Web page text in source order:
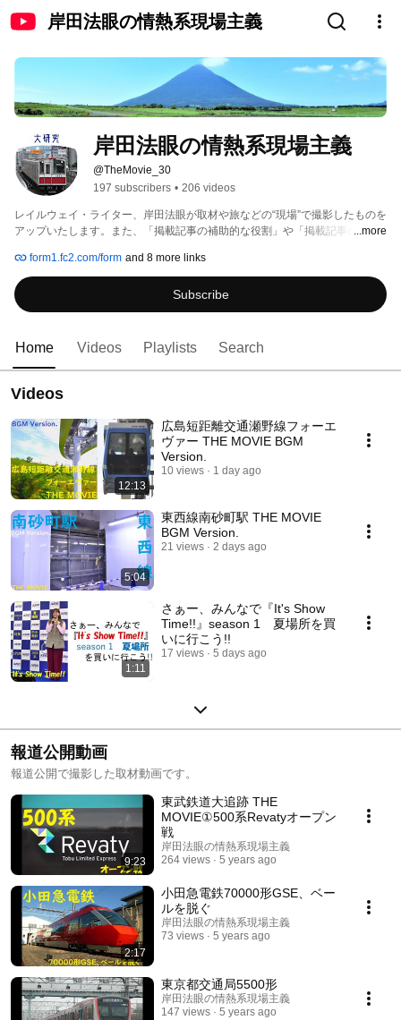
岸田法眼の情熱系現場主義
岸田法眼の情熱系現場主義
@TheMovie_30
197 subscribers • 206 videos
レイルウェイ・ライター、岸田法眼が取材や旅などの“現場”で撮影したものを
アップいたします。また、「掲載記事の補助的な役割」や「掲載記事の動画
...more
form1.fc2.com/form and 8 more links
Subscribe
Home Videos Playlists Search
Videos
12:13
広島短距離交通瀬野線フォーエ
ヴァー THE MOVIE BGM
Version.
10 views 1 day ago
5:04
東西線南砂町駅 THE MOVIE
BGM Version.
21 views 2 days ago
1:11
さぁー、みんなで『It's Show
Time!!』season 1 夏場所を買
いに行こう!!
17 views 5 days ago
報道公開動画
報道公開で撮影した取材動画です。
9:23
東武鉄道大追跡 THE
MOVIE①500系Revatyオープン
戦
岸田法眼の情熱系現場主義
264 views
5 years ago
2:17
小田急電鉄70000形GSE、ベー
ルを脱ぐ
岸田法眼の情熱系現場主義
73 views
5 years ago
東京都交通局5500形
岸田法眼の情熱系現場主義
147 views
5 years ago